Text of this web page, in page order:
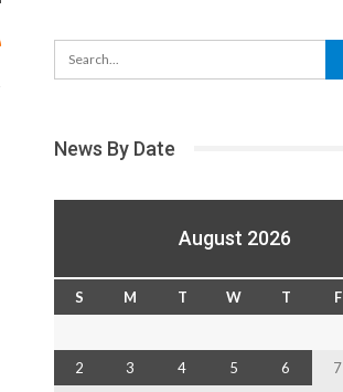
News By Date
August 2026
S M T W T F
2
3 4 5 6 7